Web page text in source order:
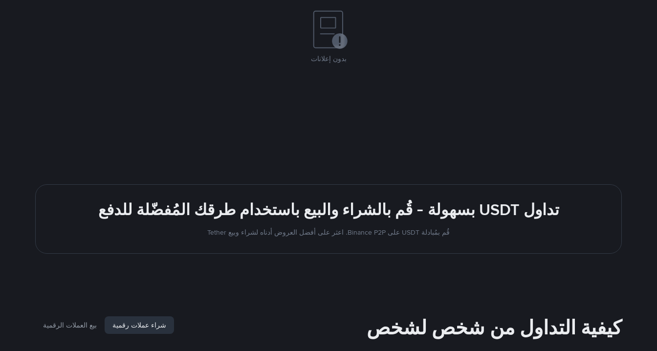
بدون إعلانات
تداول USDT بسهولة - قُم بالشراء والبيع باستخدام طرقك المُفضّلة للدفع
قُم بمُبادلة USDT على Binance P2P. اعثر على أفضل العروض أدناه لشراء وبيع Tether
كيفية التداول من شخص لشخص شراء عملات رقمية بيع العملات الرقمية